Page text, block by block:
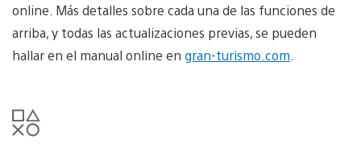
online. Más detalles sobre cada una de las funciones de
arriba, y todas las actualizaciones previas, se pueden
hallar en el manual online en gran-turismo.com